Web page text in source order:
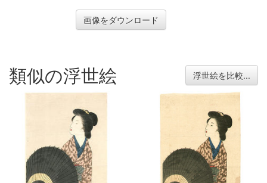
画像をダウンロード
類似の浮世絵 浮世絵を比較...